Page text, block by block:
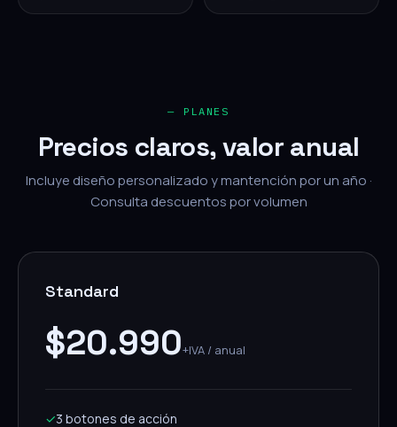
— PLANES
Precios claros, valor anual
Incluye diseño personalizado y mantención por un año ·
Consulta descuentos por volumen
Standard
$20.990+IVA / anual
✓3 botones de acción